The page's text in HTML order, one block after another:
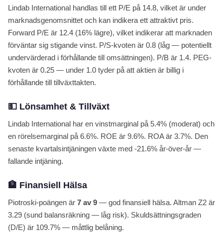
Lindab International handlas till ett P/E på 14.8, vilket är under
marknadsgenomsnittet och kan indikera ett attraktivt pris.
Forward P/E är 12.4 (16% lägre), vilket indikerar att marknaden
förväntar sig stigande vinst. P/S-kvoten är 0.8 (låg — potentiellt
undervärderad i förhållande till omsättningen). P/B är 1.4. PEG-
kvoten är 0.25 — under 1.0 tyder på att aktien är billig i
förhållande till tillväxttakten.
💵 Lönsamhet & Tillväxt
Lindab International har en vinstmarginal på 5.4% (moderat) och
en rörelsemarginal på 6.6%. ROE är 9.6%. ROA är 3.7%. Den
senaste kvartalsintjäningen växte med -21.6% år-över-år —
fallande intjäning.
🏦 Finansiell Hälsa
Piotroski-poängen är 7 av 9 — god finansiell hälsa. Altman Z2 är
3.29 (sund balansräkning — låg risk). Skuldsättningsgraden
(D/E) är 109.7% — måttlig belåning.